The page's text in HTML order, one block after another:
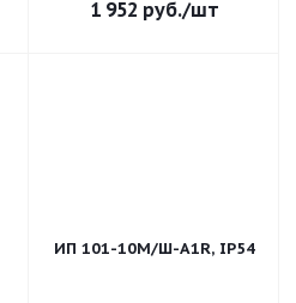
1 952 руб./шт
ИП 101-10М/Ш-A1R, IP54